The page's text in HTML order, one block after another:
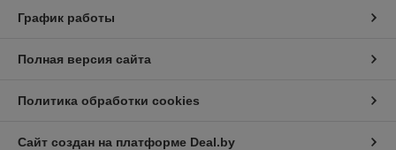
График работы
Полная версия сайта
Политика обработки cookies
Сайт создан на платформе Deal.by